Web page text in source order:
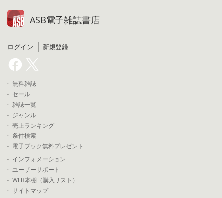
ASB電子雑誌書店
ログイン 新規登録
無料雑誌
セール
雑誌一覧
ジャンル
売上ランキング
条件検索
電子ブック無料プレゼント
インフォメーション
ユーザーサポート
WEB本棚（購入リスト）
サイトマップ